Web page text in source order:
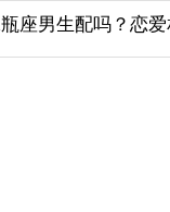
座男生配吗？恋